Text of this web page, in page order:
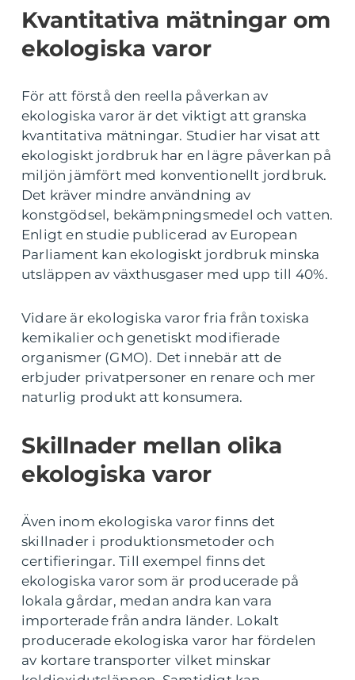
Kvantitativa mätningar om
ekologiska varor
För att förstå den reella påverkan av
ekologiska varor är det viktigt att granska
kvantitativa mätningar. Studier har visat att
ekologiskt jordbruk har en lägre påverkan på
miljön jämfört med konventionellt jordbruk.
Det kräver mindre användning av
konstgödsel, bekämpningsmedel och vatten.
Enligt en studie publicerad av European
Parliament kan ekologiskt jordbruk minska
utsläppen av växthusgaser med upp till 40%.
Vidare är ekologiska varor fria från toxiska
kemikalier och genetiskt modifierade
organismer (GMO). Det innebär att de
erbjuder privatpersoner en renare och mer
naturlig produkt att konsumera.
Skillnader mellan olika
ekologiska varor
Även inom ekologiska varor finns det
skillnader i produktionsmetoder och
certifieringar. Till exempel finns det
ekologiska varor som är producerade på
lokala gårdar, medan andra kan vara
importerade från andra länder. Lokalt
producerade ekologiska varor har fördelen
av kortare transporter vilket minskar